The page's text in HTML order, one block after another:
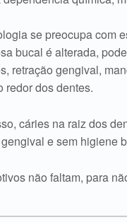
se preocupa com
bucal é alterada,
retração gengival,
redor dos dentes.
cáries na raiz dos
e sem higiene
não faltam, para